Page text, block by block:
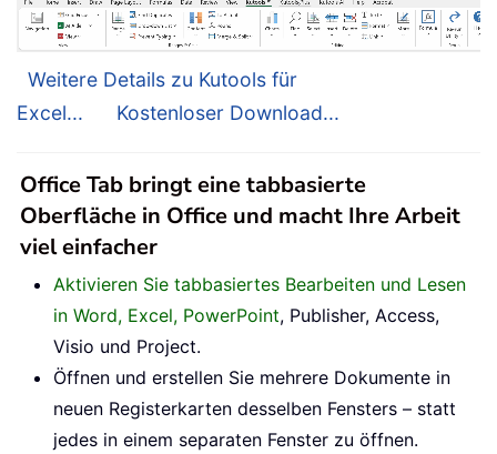
Weitere Details zu Kutools für
Excel...
Kostenloser Download...
Office Tab bringt eine tabbasierte
Oberfläche in Office und macht Ihre Arbeit
viel einfacher
Aktivieren Sie tabbasiertes Bearbeiten und Lesen
in Word, Excel, PowerPoint, Publisher, Access,
Visio und Project.
Öffnen und erstellen Sie mehrere Dokumente in
neuen Registerkarten desselben Fensters – statt
jedes in einem separaten Fenster zu öffnen.